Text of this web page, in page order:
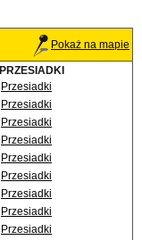
Pokaż na mapie
PRZESIADKI
Przesiadki
Przesiadki
Przesiadki
Przesiadki
Przesiadki
Przesiadki
Przesiadki
Przesiadki
Przesiadki